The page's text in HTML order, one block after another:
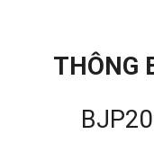
THÔNG